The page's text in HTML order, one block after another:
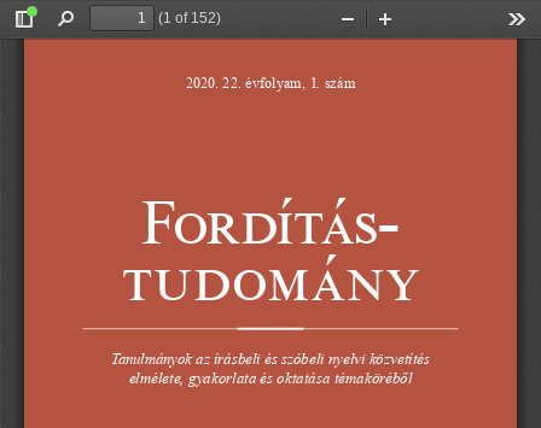
Toggle
Find
(1 of 152)
Zoom
Fordítástudomány 22. (2020) 1. szám
2020. 22. évfolyam, 1. szám
Fordítás-
tudomány
Tanulmányok az írásbeli és szóbeli nyelvi közvetítés
elmélete, gyakorlata és oktatása témaköréből